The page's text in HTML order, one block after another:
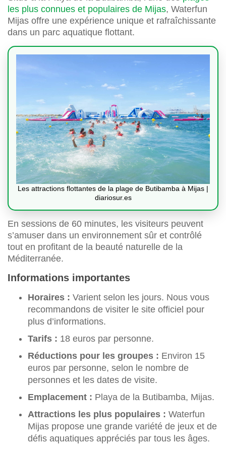
les plus connues et populaires de Mijas, Waterfun
Mijas offre une expérience unique et rafraîchissante
dans un parc aquatique flottant.
Les attractions flottantes de la plage de Butibamba à Mijas |
diariosur.es
En sessions de 60 minutes, les visiteurs peuvent
s’amuser dans un environnement sûr et contrôlé
tout en profitant de la beauté naturelle de la
Méditerranée.
Informations importantes
Horaires : Varient selon les jours. Nous vous
recommandons de visiter le site officiel pour
plus d’informations.
Tarifs : 18 euros par personne.
Réductions pour les groupes : Environ 15
euros par personne, selon le nombre de
personnes et les dates de visite.
Emplacement : Playa de la Butibamba, Mijas.
Attractions les plus populaires : Waterfun
Mijas propose une grande variété de jeux et de
défis aquatiques appréciés par tous les âges.